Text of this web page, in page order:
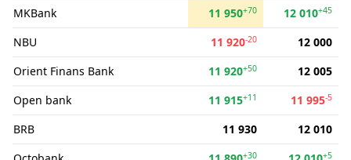
MKBank
11 950+70 12 010+45
NBU 11 920-20
12 000
Orient Finans Bank
11 920+50
12 005
Open bank
11 915+11 11 995-5
BRB 11 930
12 010
+30 +5